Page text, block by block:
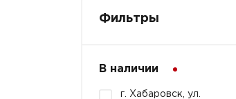
Фильтры
В наличии
г. Хабаровск, ул.